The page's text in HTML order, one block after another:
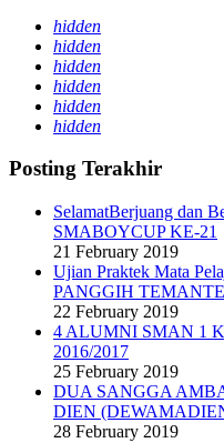
hidden
hidden
hidden
hidden
hidden
hidden
Posting Terakhir
SelamatBerjuang dan
SMABOYCUP KE-21
21 February 2019
Ujian Praktek Mata
PANGGIH
22 February 2019
4 ALUMNI SMAN 1
2016/2017
25 February 2019
DUA SANGGA
DIEN
28 February 2019